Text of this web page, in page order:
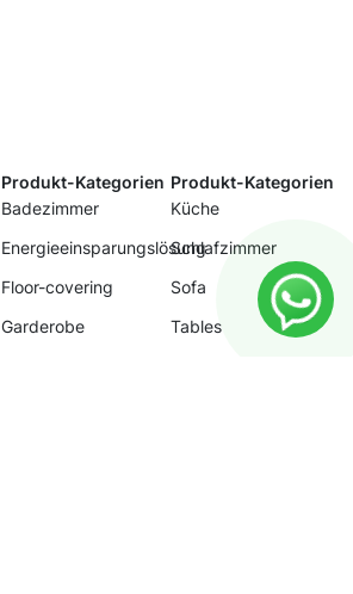
Produkt-Kategorien
Badezimmer
Energieeinsparungslösung
Floor-covering
Garderobe
Produkt-Kategorien
Küche
Schlafzimmer
Sofa
Tables